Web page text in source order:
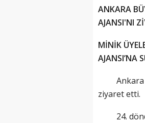
ANKARA
AJANSI'NI
MİNİK
AJANSI’NA
ziyaret etti.
24.